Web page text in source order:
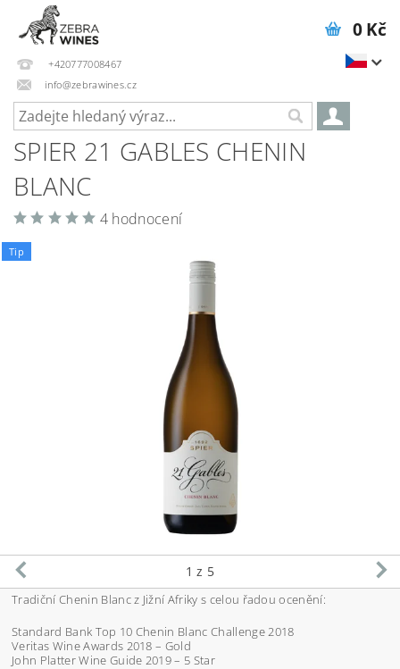
+420777008467
info@zebrawines.cz
0 Kč
SPIER 21 GABLES CHENIN
BLANC
4 hodnocení
Tip
1 z 5
Tradiční Chenin Blanc z Jižní Afriky s celou řadou ocenění:
Standard Bank Top 10 Chenin Blanc Challenge 2018
Veritas Wine Awards 2018 – Gold
John Platter Wine Guide 2019 – 5 Star